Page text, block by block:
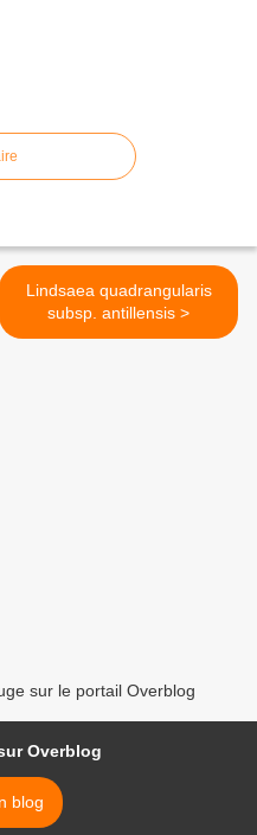
Lindsaea quadrangularis
subsp. antillensis >
sur le portail Overblog
Overblog
blog